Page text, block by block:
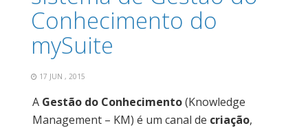
Conhecimento do
mySuite
17 JUN , 2015
AGestão do Conhecimento(Knowledge
Management – KM) é um canal de criação,